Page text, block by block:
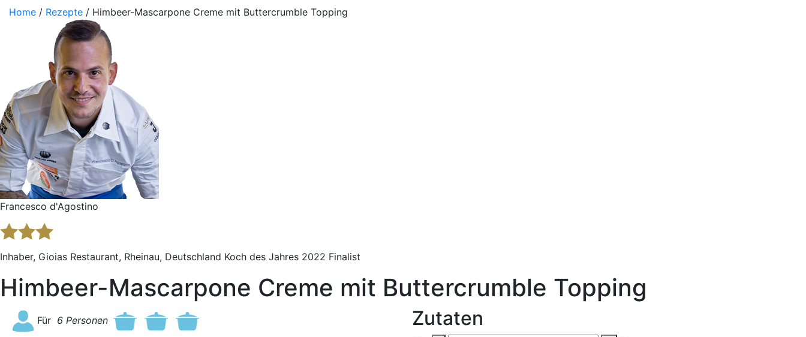
Home / Rezepte / Himbeer-Mascarpone Creme mit Buttercrumble Topping
Francesco d'Agostino
Inhaber, Gioias Restaurant, Rheinau, Deutschland Koch des Jahres 2022 Finalist
Himbeer-Mascarpone Creme mit Buttercrumble Topping
Für 6 Personen Zutaten